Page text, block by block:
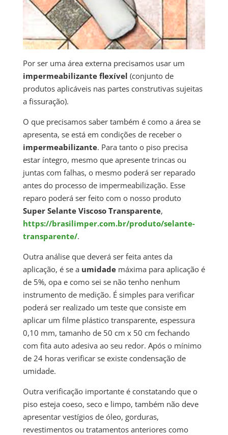
Por ser uma área externa precisamos usar um
impermeabilizante flexível (conjunto de
produtos aplicáveis nas partes construtivas sujeitas
a fissuração).
O que precisamos saber também é como a área se
apresenta, se está em condições de receber o
impermeabilizante. Para tanto o piso precisa
estar íntegro, mesmo que apresente trincas ou
juntas com falhas, o mesmo poderá ser reparado
antes do processo de impermeabilização. Esse
reparo poderá ser feito com o nosso produto
Super Selante Viscoso Transparente,
https://brasilimper.com.br/produto/selante-
transparente/.
Outra análise que deverá ser feita antes da
aplicação, é se a umidademáxima para aplicação é
de 5%, opa e como sei se não tenho nenhum
instrumento de medição. É simples para verificar
poderá ser realizado um teste que consiste em
aplicar um filme plástico transparente, espessura
0,10 mm, tamanho de 50 cm x 50 cm fechando
com fita auto adesiva ao seu redor. Após o mínimo
de 24 horas verificar se existe condensação de
umidade.
Outra verificação importante é constatando que o
piso esteja coeso, seco e limpo, também não deve
apresentar vestígios de óleo, gorduras,
revestimentos ou tratamentos anteriores como